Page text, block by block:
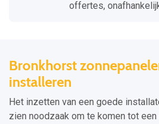
offertes,
Bronkhorst
installeren
Het inzetten van een goede
zien noodzaak om te komen tot